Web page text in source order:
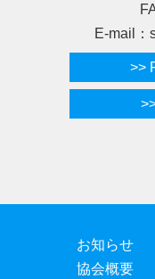
E-mail：
>>
お知らせ
協会概要